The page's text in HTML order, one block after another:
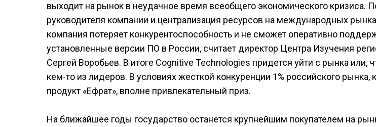
выходит на рынок в неудачное время всеобщего экономического кризиса.
руководителя компании и централизация ресурсов на международных
компания потеряет конкурентоспособность и не сможет оперативно
установленные версии ПО в России, считает директор Центра Изучения
Сергей Воробьев. В итоге Cognitive Technologies придется уйти с рынка или,
кем-то из лидеров. В условиях жесткой конкуренции 1% российского рынка,
продукт «Ефрат», вполне привлекательный приз.
На ближайшее годы государство останется крупнейшим покупателем на